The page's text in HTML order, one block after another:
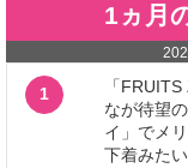
1ヵ月
1
「
なが待望
イ」でメ
下着みた